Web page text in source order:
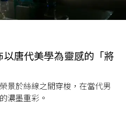
唐代美學為靈感的「將
景於絲線之間穿梭，在當代男
濃墨重彩。